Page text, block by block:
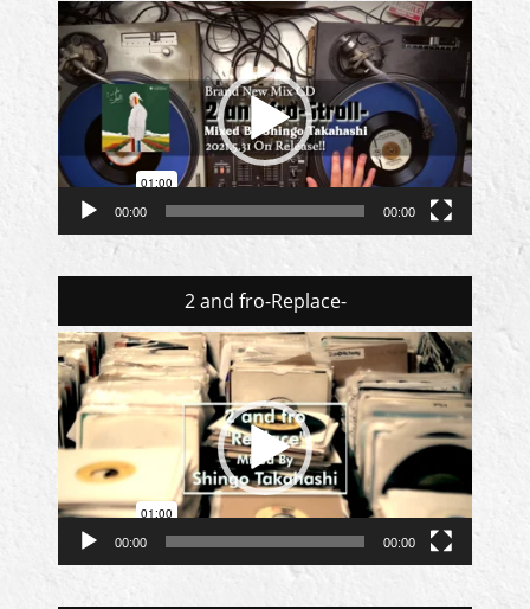
動
画
プ
レ
ー
ヤ
ー
00:00 00:00
2 and fro-Replace-
動
画
プ
レ
ー
00:00 00:00